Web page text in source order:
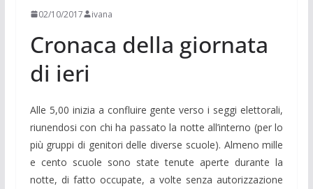
02/10/2017 ivana
Cronaca della giornata
di ieri
Alle 5,00 inizia a confluire gente verso i seggi elettorali,
riunendosi con chi ha passato la notte all’interno (per lo
più gruppi di genitori delle diverse scuole). Almeno mille
e cento scuole sono state tenute aperte durante la
notte, di fatto occupate, a volte senza autorizzazione